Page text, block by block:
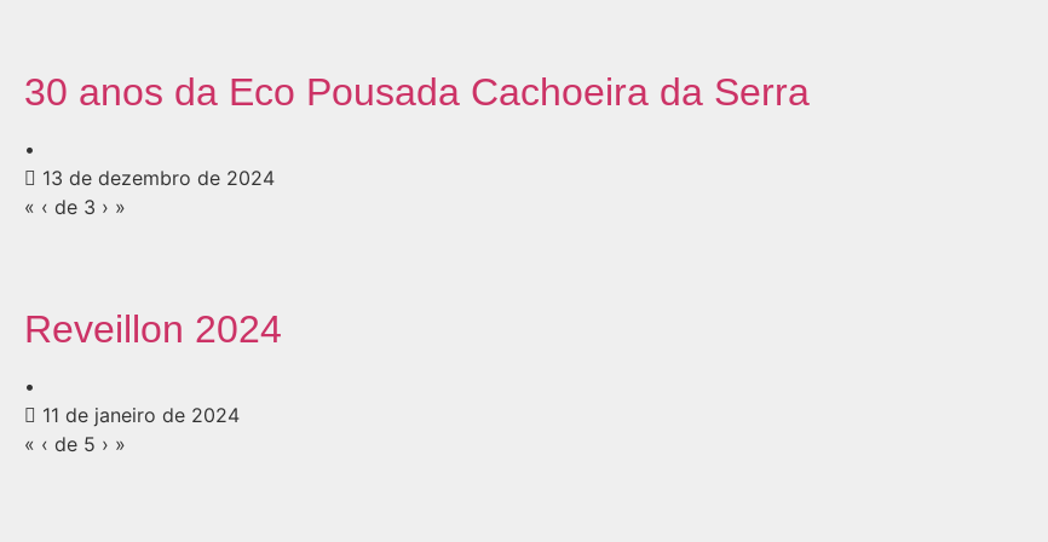
30 anos da Eco Pousada Cachoeira da Serra
•
13 de dezembro de 2024
« ‹ de 3 › »
Reveillon 2024
•
11 de janeiro de 2024
« ‹ de 5 › »